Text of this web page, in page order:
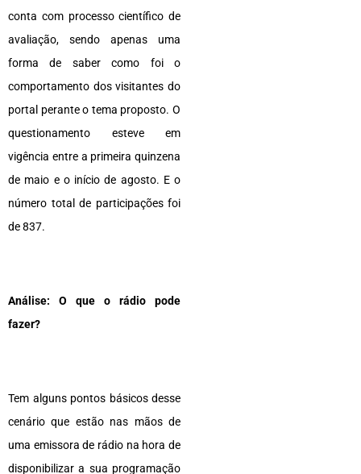
conta com processo científico de
avaliação, sendo apenas uma
forma de saber como foi o
comportamento dos visitantes do
portal perante o tema proposto. O
questionamento esteve em
vigência entre a primeira quinzena
de maio e o início de agosto. E o
número total de participações foi
de 837.
Análise: O que o rádio pode
fazer?
Tem alguns pontos básicos desse
cenário que estão nas mãos de
uma emissora de rádio na hora de
disponibilizar a sua programação